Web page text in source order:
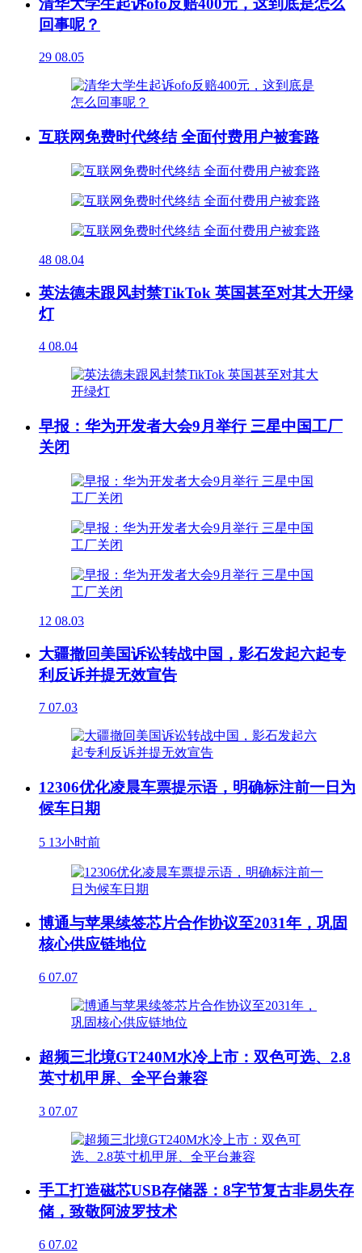
清华大学生起诉ofo反赔400元，这到底是怎么
回事呢？
29 08.05
互联网免费时代终结 全面付费用户被套路
48 08.04
英法德未跟风封禁TikTok 英国甚至对其大开绿
灯
4 08.04
早报：华为开发者大会9月举行 三星中国工厂
关闭
12 08.03
大疆撤回美国诉讼转战中国，影石发起六起专
利反诉并提无效宣告
7 07.03
12306优化凌晨车票提示语，明确标注前一日为
候车日期
5 13小时前
博通与苹果续签芯片合作协议至2031年，巩固
核心供应链地位
6 07.07
超频三北境GT240M水冷上市：双色可选、2.8
英寸机甲屏、全平台兼容
3 07.07
手工打造磁芯USB存储器：8字节复古非易失存
储，致敬阿波罗技术
6 07.02